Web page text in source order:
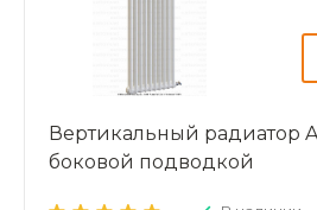
Вертикальный радиатор
боковой подводкой